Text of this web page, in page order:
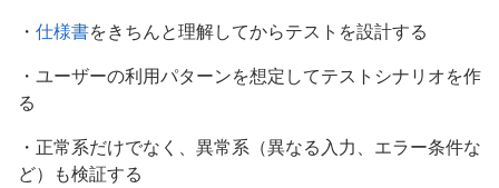
・ 仕様書をきちんと理解してからテストを設計する
・ユーザーの利用パターンを想定してテストシナリオを作
る
・正常系だけでなく、異常系（異なる入力、エラー条件な
ど）も検証する